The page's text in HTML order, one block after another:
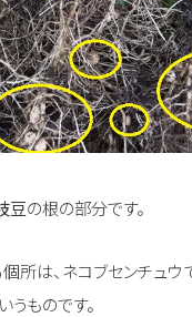
豆の根の部分です。
所は、ネコブセンチュウ
ものです。